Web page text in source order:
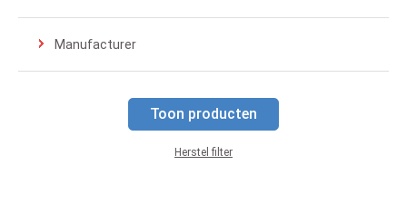
Manufacturer
Toon producten
Herstel filter